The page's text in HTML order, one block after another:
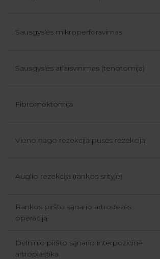
Sausgyslės mikroperforavimas
Sausgyslės atlaisvinimas (tenotomija)
Fibromektomija
Vieno nago rezekcija pusės rezekcija
Auglio rezekcija (rankos srityje)
Rankos piršto sąnario artrodezės
operacija
Delninio piršto sąnario interpozicinė
artroplastika